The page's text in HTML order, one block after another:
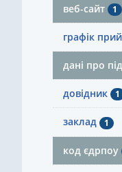
веб-сайт 1
графік
дані про
довідник 1
заклад 1
код єдрпоу